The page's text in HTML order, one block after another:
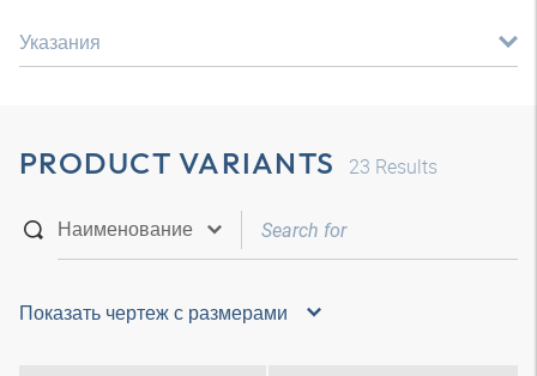
Указания
PRODUCT VARIANTS 23 Results
Показать чертеж с размерами